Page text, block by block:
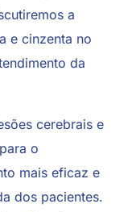
a
e cinzenta no
da
cerebrais e
o
mais eficaz e
dos pacientes.